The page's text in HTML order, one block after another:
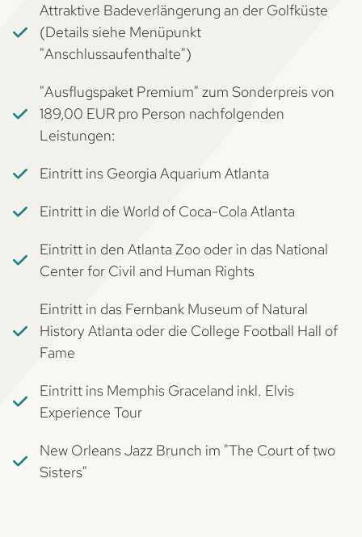
Attraktive Badeverlängerung an der Golfküste
(Details siehe Menüpunkt
"Anschlussaufenthalte")
"Ausflugspaket Premium" zum Sonderpreis von
189,00 EUR pro Person nachfolgenden
Leistungen:
Eintritt ins Georgia Aquarium Atlanta
Eintritt in die World of Coca-Cola Atlanta
Eintritt in den Atlanta Zoo oder in das National
Center for Civil and Human Rights
Eintritt in das Fernbank Museum of Natural
History Atlanta oder die College Football Hall of
Fame
Eintritt ins Memphis Graceland inkl. Elvis
Experience Tour
New Orleans Jazz Brunch im "The Court of two
Sisters"